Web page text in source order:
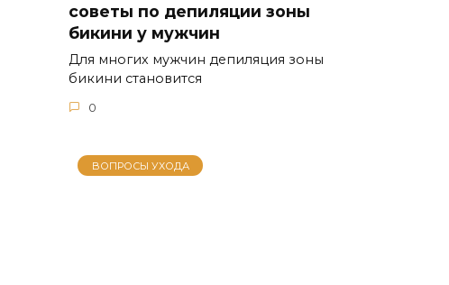
советы по депиляции зоны
бикини у мужчин
Для многих мужчин депиляция зоны
бикини становится
0
ВОПРОСЫ УХОДА